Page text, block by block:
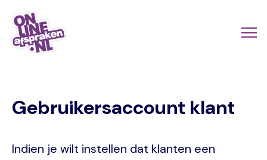
Skip
main
Gebruikersaccount klant
Indien je wilt instellen dat klanten een